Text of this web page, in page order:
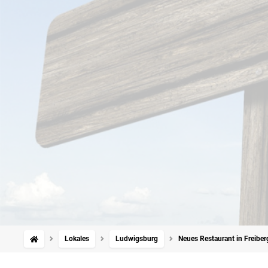
Lokales Ludwigsburg Neues Restaurant in